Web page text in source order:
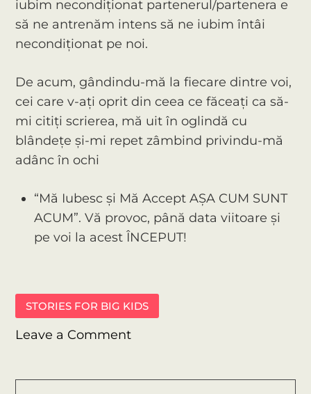
iubim necondiționat partenerul/partenera e
să ne antrenăm intens să ne iubim întâi
necondiționat pe noi.
De acum, gândindu-mă la fiecare dintre voi,
cei care v-ați oprit din ceea ce făceați ca să-
mi citiți scrierea, mă uit în oglindă cu
blândețe și-mi repet zâmbind privindu-mă
adânc în ochi
“Mă Iubesc și Mă Accept AȘA CUM SUNT
ACUM”. Vă provoc, până data viitoare și
pe voi la acest ÎNCEPUT!
STORIES FOR BIG KIDS
Leave a Commenton